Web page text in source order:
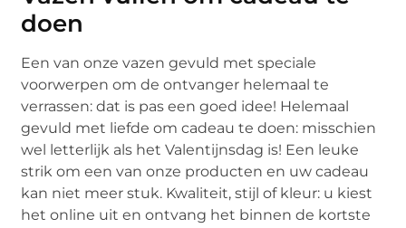
doen
Een van onze vazen gevuld met speciale
voorwerpen om de ontvanger helemaal te
verrassen: dat is pas een goed idee! Helemaal
gevuld met liefde om cadeau te doen: misschien
wel letterlijk als het Valentijnsdag is! Een leuke
strik om een van onze producten en uw cadeau
kan niet meer stuk. Kwaliteit, stijl of kleur: u kiest
het online uit en ontvang het binnen de kortste